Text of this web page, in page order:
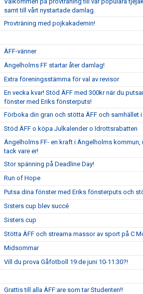
samt till vårt nystartade damlag.
Provträning med pojkakademin!
ÄFF-vänner
Ängelholms FF startar åter damlag!
Extra föreningsstämma för val av revisor
En vecka kvar! Stöd ÄFF med 300kr när du
fönster med Eriks fönsterputs!
Förboka din gran och stötta ÄFF och samhället
Stöd ÄFF o köpa Julkalender o Idrottsrabatten
Ängelholms FF- en kraft i Ängelholms kommun,
tack vare er!
Stor spänning på Deadline Day!
Run of Hope
Putsa dina fönster med Eriks fönsterputs och
Sisters cup blev succé
Sisters cup
Stötta ÄFF och streama massor av sport på C
Midsommar
Vill du prova Gåfotboll 19:de juni 10-11:30?!
Grattis till alla ÄFF:are som tar Studenten!!